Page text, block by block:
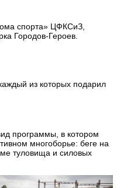
спорта» ЦФКСиЗ,
Городов-Героев.
из которых подарил
программы, в котором
многоборье: беге на
туловища и силовых